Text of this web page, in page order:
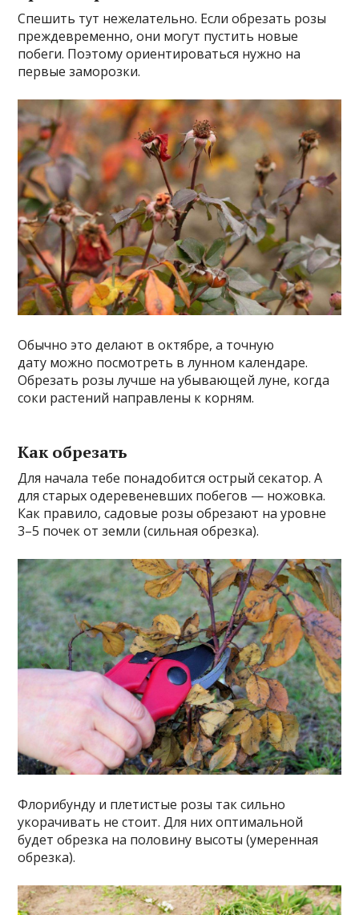
Спешить тут нежелательно. Если обрезать розы
преждевременно, они могут пустить новые
побеги. Поэтому ориентироваться нужно на
первые заморозки.
Обычно это делают в октябре, а точную
дату можно посмотреть в лунном календаре.
Обрезать розы лучше на убывающей луне, когда
соки растений направлены к корням.
Как обрезать
Для начала тебе понадобится острый секатор. А
для старых одеревеневших побегов — ножовка.
Как правило, садовые розы обрезают на уровне
3–5 почек от земли (сильная обрезка).
Флорибунду и плетистые розы так сильно
укорачивать не стоит. Для них оптимальной
будет обрезка на половину высоты (умеренная
обрезка).